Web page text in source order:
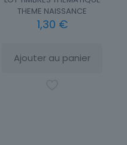
THEME NAISSANCE
1,30 €
Ajouter au panier